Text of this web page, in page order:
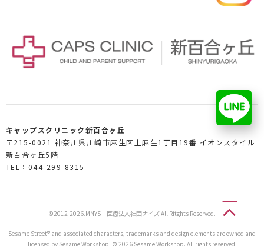
キャップスクリニック新百合ヶ丘
〒215-0021 神奈川県川崎市麻生区上麻生1丁目19番 イオンスタイル
新百合ヶ丘5階
TEL：044-299-8315
©2012-2026.MNYS 医療法人社団ナイズ All Ritghts Reserved.
Sesame Street® and associated characters, trademarks and design elements are owned and
licensed by Sesame Workshop. © 2026 Sesame Workshop. All rights reserved.